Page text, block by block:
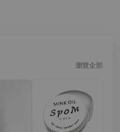
瀏覽全部